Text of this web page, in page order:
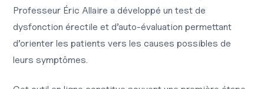
Professeur Éric Allaire a développé un test de
dysfonction érectile et d’auto-évaluation permettant
d’orienter les patients vers les causes possibles de
leurs symptômes.